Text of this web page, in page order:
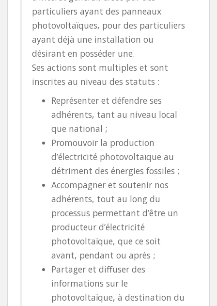
particuliers ayant des panneaux
photovoltaïques, pour des particuliers
ayant déjà une installation ou
désirant en posséder une.
Ses actions sont multiples et sont
inscrites au niveau des statuts :
Représenter et défendre ses
adhérents, tant au niveau local
que national ;
Promouvoir la production
d’électricité photovoltaïque au
détriment des énergies fossiles ;
Accompagner et soutenir nos
adhérents, tout au long du
processus permettant d’être un
producteur d’électricité
photovoltaïque, que ce soit
avant, pendant ou après ;
Partager et diffuser des
informations sur le
photovoltaïque, à destination du